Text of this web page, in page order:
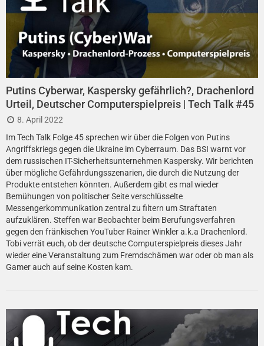
Putins Cyberwar, Kaspersky gefährlich?, Drachenlord
Urteil, Deutscher Computerspielpreis | Tech Talk #45
8. April 2022
Im Tech Talk Folge 45 sprechen wir über die Folgen von Putins
Angriffskriegs gegen die Ukraine im Cyberraum. Das BSI warnt vor
dem russischen IT-Sicherheitsunternehmen Kaspersky. Wir berichten
über mögliche Gefährdungsszenarien, die durch die Nutzung der
Produkte entstehen könnten. Außerdem gibt es mal wieder
Bemühungen von politischer Seite verschlüsselte
Messengerkommunikation zentral zu filtern um Straftaten
aufzuklären. Steffen war Beobachter beim Berufungsverfahren
gegen den fränkischen YouTuber Rainer Winkler a.k.a Drachenlord.
Tobi verrät euch, ob der deutsche Computerspielpreis dieses Jahr
wieder eine Veranstaltung zum Fremdschämen war oder ob man als
Gamer auch auf seine Kosten kam.